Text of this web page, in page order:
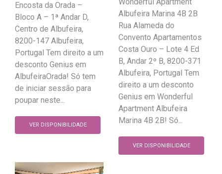
Encosta da Orada –
Bloco A – 1ª Andar D,
Centro de Albufeira,
8200-147 Albufeira,
Portugal Tem direito a um
desconto Genius em
AlbufeiraOrada! Só tem
de iniciar sessão para
poupar neste...
VER DISPONIBILIDADE
Albufeira Marina 4B 2B
Rua Alameda do
Convento Apartamentos
Costa Ouro – Lote 4 Ed
B, Andar 2º B, 8200-371
Albufeira, Portugal Tem
direito a um desconto
Genius em Wonderful
Apartment Albufeira
Marina 4B 2B! Só...
VER DISPONIBILIDADE